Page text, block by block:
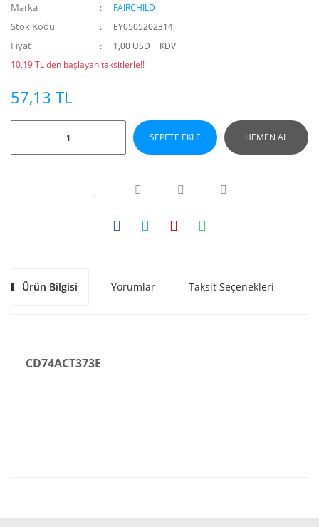
Marka FAIRCHILD
Stok Kodu EY0505202314
Fiyat
1,00 USD + KDV
10,19 TL den başlayan taksitlerle!!
57,13 TL
SEPETE EKLE HEMEN AL
Ürün Bilgisi Yorumlar Taksit Seçenekleri
CD74ACT373E